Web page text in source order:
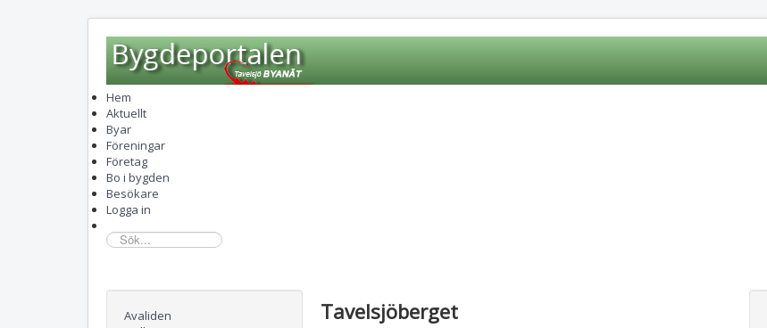
Hem
Aktuellt
Byar
Föreningar
Företag
Bo i bygden
Besökare
Logga in
sök...
Avaliden
Tavelsjöberget